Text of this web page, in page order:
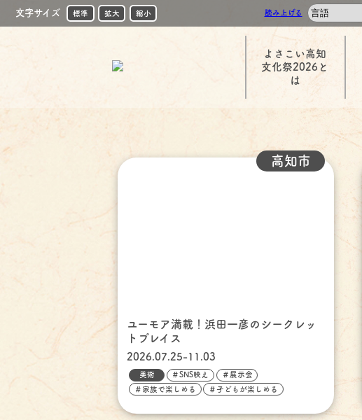
文字サイズ 標準 拡大 縮小 読み上げる
よさこい高知
文化祭2026と
は
ユーモア満載！浜田一彦のシークレッ
トプレイス
高知市
2026.07.25-11.03
美術 ＃SNS映え ＃展示会
＃家族で楽しめる ＃子どもが楽しめる